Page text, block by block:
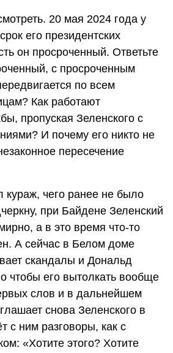
20 мая 2024 года у
его президентских
он просроченный. Ответьте
с просроченным
по всем
Как работают
пропуская Зеленского с
И почему его никто не
пересечение
кураж, чего ранее не было
при Байдене Зеленский
а в это время что-то
А сейчас в Белом доме
скандалы и Дональд
чтобы его вытолкать вообще
слов и в дальнейшем
снова Зеленского в
с ним разговоры, как с
«Хотите этого? Хотите